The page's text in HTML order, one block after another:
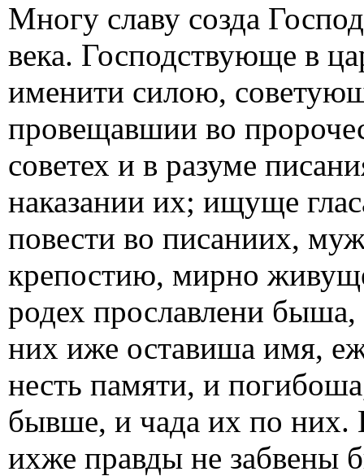
Многу славу созда
века. Господствующе в
именити силою,
провещавшии во
советех и в разуме
наказании их; ищуще
повести во писаниих,
крепостию, мирно
родех прославлени
них иже оставиша имя,
несть памяти, и
бывше, и чада их по
ихже правды не забвены